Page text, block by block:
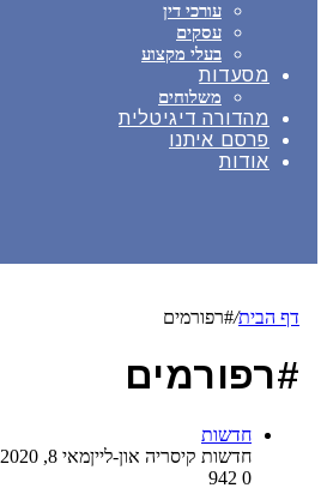
עורכי דין
עסקים
בעלי מקצוע
מסעדות
משלוחים
מהדורה דיגיטלית
פרסם איתנו
אודות
דף הבית/#רפורמים
#רפורמים
חדשות
חדשות קיסריה און-לייןמאי 8, 2020
0